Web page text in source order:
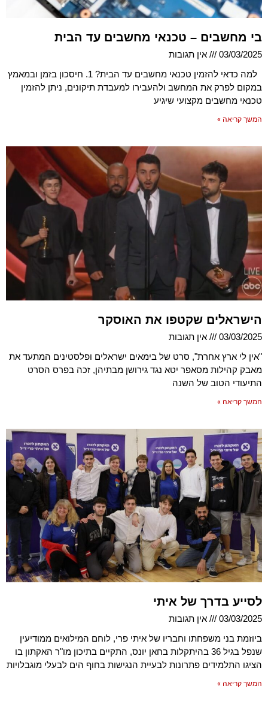
בי מחשבים – טכנאי מחשבים עד הבית
03/03/2025
אין תגובות
למה כדאי להזמין טכנאי מחשבים עד הבית? 1. חיסכון בזמן ובמאמץ
במקום לפרק את המחשב ולהעבירו למעבדת תיקונים, ניתן להזמין
טכנאי מחשבים מקצועי שיגיע
המשך קריאה »
הישראלים שקטפו את האוסקר
03/03/2025
אין תגובות
"אין לי ארץ אחרת", סרט של בימאים ישראלים ופלסטינים המתעד את
מאבק קהילות מסאפר יטא נגד גירושן מבתיהן, זכה בפרס הסרט
התיעודי הטוב של השנה
המשך קריאה »
לסייע בדרך של איתי
03/03/2025
אין תגובות
ביוזמת בני משפחתו וחבריו של איתי פרי, לוחם המילואים ממודיעין
שנפל בגיל 36 בהיתקלות בחאן יונס, התקיים בתיכון מו"ר האקתון בו
הציגו התלמידים פתרונות לבעיית הנגישות בחוף הים לבעלי מוגבלויות
המשך קריאה »